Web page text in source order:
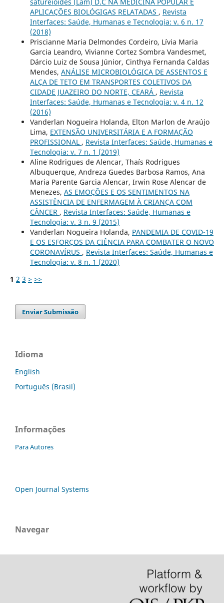
APLICAÇÕES BIOLÓGIGAS RELATADAS , Revista
Interfaces: Saúde, Humanas e Tecnologia: v. 6 n. 17
(2018)
Priscianne Maria Delmondes Cordeiro, Lívia Maria
Garcia Leandro, Vivianne Cortez Sombra Vandesmet,
Dárcio Luiz de Sousa Júnior, Cinthya Fernanda Caldas
Mendes, ANÁLISE MICROBIOLÓGICA DE ASSENTOS E
ALÇA DE TETO EM TRANSPORTES COLETIVOS DA
CIDADE JUAZEIRO DO NORTE, CEARÁ , Revista
Interfaces: Saúde, Humanas e Tecnologia: v. 4 n. 12
(2016)
Vanderlan Nogueira Holanda, Elton Marlon de Araújo
Lima, EXTENSÃO UNIVERSITÁRIA E A FORMAÇÃO
PROFISSIONAL , Revista Interfaces: Saúde, Humanas e
Tecnologia: v. 7 n. 1 (2019)
Aline Rodrigues de Alencar, Thaís Rodrigues
Albuquerque, Andreza Guedes Barbosa Ramos, Ana
Maria Parente Garcia Alencar, Irwin Rose Alencar de
Menezes, AS EMOÇÕES E OS SENTIMENTOS NA
ASSISTÊNCIA DE ENFERMAGEM À CRIANÇA COM
CÂNCER , Revista Interfaces: Saúde, Humanas e
Tecnologia: v. 3 n. 9 (2015)
Vanderlan Nogueira Holanda, PANDEMIA DE COVID-19
E OS ESFORÇOS DA CIÊNCIA PARA COMBATER O NOVO
CORONAVÍRUS , Revista Interfaces: Saúde, Humanas e
Tecnologia: v. 8 n. 1 (2020)
1 2 3 > >>
Enviar Submissão
Idioma
English
Português (Brasil)
Informações
Para Autores
Open Journal Systems
Navegar